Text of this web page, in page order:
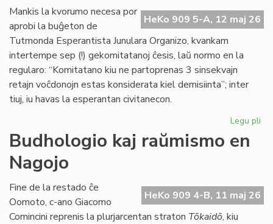
HeKo 909 5-A, 12 maj 26
Mankis la kvorumo necesa por
aprobi la buĝeton de
Tutmonda Esperantista Junulara Organizo, kvankam
intertempe sep (!) gekomitatanoj ĉesis, laŭ normo en la
regularo: “Komitatano kiu ne partoprenas 3 sinsekvajn
retajn voĉdonojn estas konsiderata kiel demisiinta”; inter
tiuj, iu havas la esperantan civitanecon.
Legu pli
la
Budhologio kaj raŭmismo en
Nagojo
HeKo 909 4-B, 11 maj 26
Fine de la restado ĉe
Oomoto, c-ano Giacomo
Comincini reprenis la plurjarcentan straton Tōkaidō, kiu